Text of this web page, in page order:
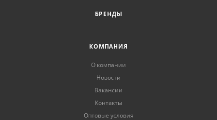
БРЕНДЫ
КОМПАНИЯ
О компании
Новости
Вакансии
Контакты
Оптовые условия